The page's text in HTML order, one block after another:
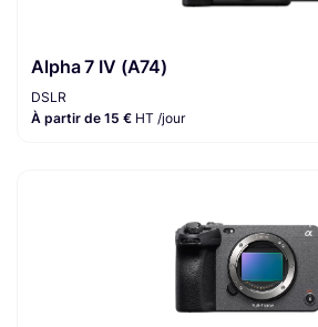
Alpha 7 IV (A74)
DSLR
À partir de 15 € HT /jour